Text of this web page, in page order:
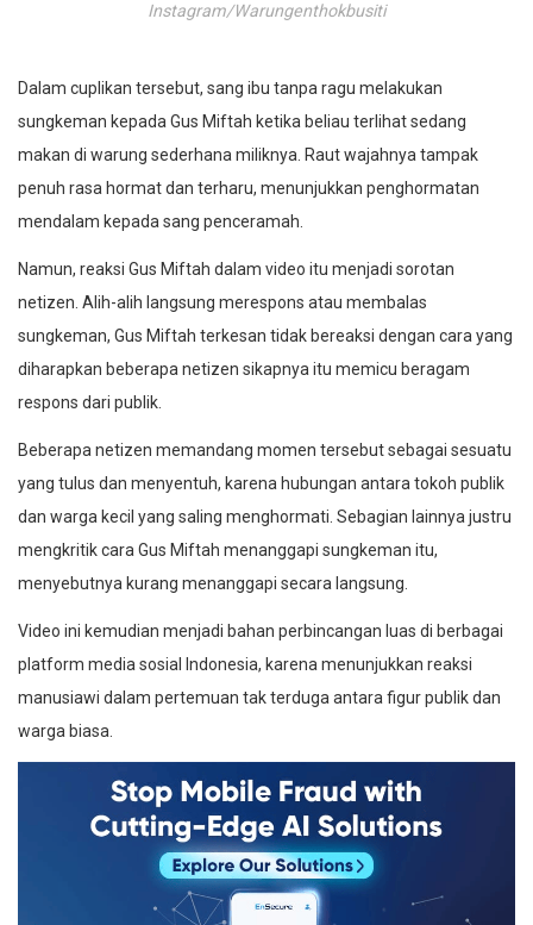
Instagram/Warungenthokbusiti
Dalam cuplikan tersebut, sang ibu tanpa ragu melakukan
sungkeman kepada Gus Miftah ketika beliau terlihat sedang
makan di warung sederhana miliknya. Raut wajahnya tampak
penuh rasa hormat dan terharu, menunjukkan penghormatan
mendalam kepada sang penceramah.
Namun, reaksi Gus Miftah dalam video itu menjadi sorotan
netizen. Alih-alih langsung merespons atau membalas
sungkeman, Gus Miftah terkesan tidak bereaksi dengan cara yang
diharapkan beberapa netizen sikapnya itu memicu beragam
respons dari publik.
Beberapa netizen memandang momen tersebut sebagai sesuatu
yang tulus dan menyentuh, karena hubungan antara tokoh publik
dan warga kecil yang saling menghormati. Sebagian lainnya justru
mengkritik cara Gus Miftah menanggapi sungkeman itu,
menyebutnya kurang menanggapi secara langsung.
Video ini kemudian menjadi bahan perbincangan luas di berbagai
platform media sosial Indonesia, karena menunjukkan reaksi
manusiawi dalam pertemuan tak terduga antara figur publik dan
warga biasa.